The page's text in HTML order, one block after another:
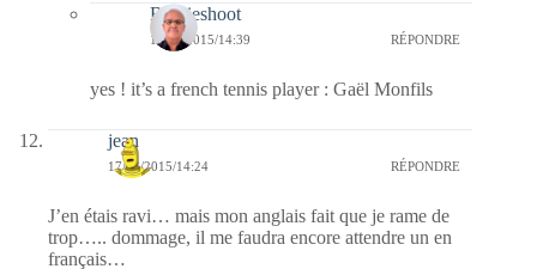
Bernieshoot
17/03/2015/14:39 RÉPONDRE
yes ! it’s a french tennis player : Gaël Monfils
jean
17/03/2015/14:24 RÉPONDRE
J’en étais ravi… mais mon anglais fait que je rame de
trop….. dommage, il me faudra encore attendre un en
français…